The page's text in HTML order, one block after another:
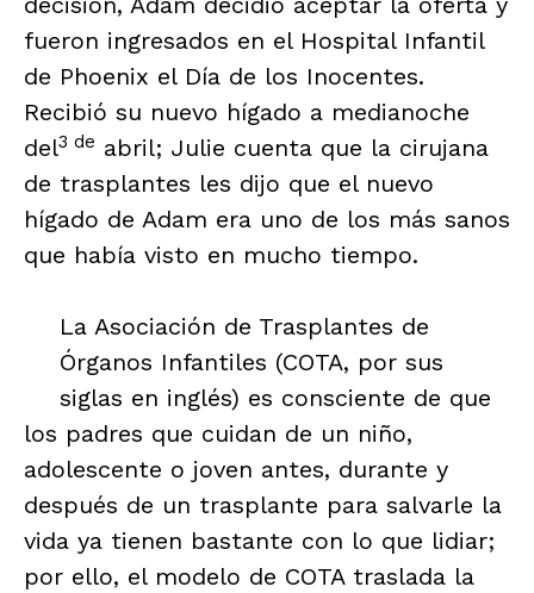
fueron ingresados en el Hospital Infantil
de Phoenix el Día de los Inocentes.
Recibió su nuevo hígado a medianoche
del3 de abril; Julie cuenta que la cirujana
de trasplantes les dijo que el nuevo
hígado de Adam era uno de los más sanos
que había visto en mucho tiempo.
La Asociación de Trasplantes de
Órganos Infantiles (COTA, por sus
siglas en inglés) es consciente de que
los padres que cuidan de un niño,
adolescente o joven antes, durante y
después de un trasplante para salvarle la
vida ya tienen bastante con lo que lidiar;
por ello, el modelo de COTA traslada la